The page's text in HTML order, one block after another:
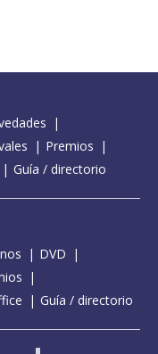
Premios
Guía / directorio
DVD
Guía / directorio